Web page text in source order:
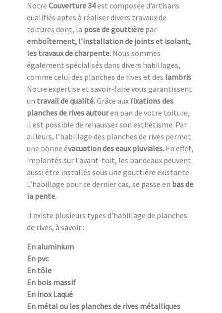
Notre Couverture 34est composée d’artisans
qualifiés aptes à réaliser divers travaux de
toitures dont, la pose de gouttière par
emboîtement, l’installation de joints et isolant,
les travaux de charpente. Nous sommes
également spécialisés dans divers habillages,
comme celui des planches de rives et des lambris.
Notre expertise et savoir-faire vous garantissent
un travail de qualité.Grâce aux fixations des
planches de rives autouren pan de votre toiture,
il est possible de rehausser son esthétisme. Par
ailleurs, l’habillage des planches de rives permet
une bonne évacuation des eaux pluviales. En effet,
implantés sur l’avant-toit, les bandeaux peuvent
aussi être installés sous une gouttière existante.
L’habillage pour ce dernier cas, se passe en bas de
la pente.
Il existe plusieurs types d’habillage de planches
de rives, à savoir :
En aluminium
En pvc
En tôle
En bois massif
En inox Laqué
En métal ou les planches de rives métalliques